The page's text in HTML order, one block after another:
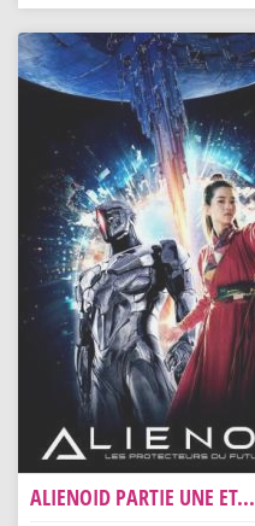
ALIENOID PARTIE UNE ET...